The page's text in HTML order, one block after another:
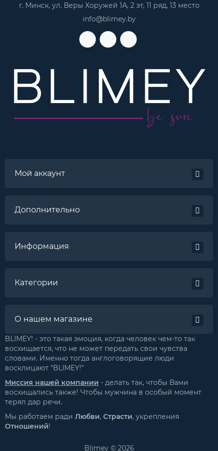
г. Минск, ул. Веры Хоружей 1А, 2 эт, 11 ряд, 13 место
info@blimey.by
Мой аккаунт
Дополнительно
Информация
Категории
О нашем магазине
BLIMEY! - это такая эмоция, когда человек чем-то так
восхищается, что не может передать свои чувства
словами. Именно тогда англоговорящие люди
восклицают "BLIMEY!"
Миссия нашей компании - делать так, чтобы Вами
восхищались также! Чтобы мужчина в особый момент
терял дар речи.
Мы работаем ради Любви, Страсти, укрепления
Отношений!
Blimey © 2026